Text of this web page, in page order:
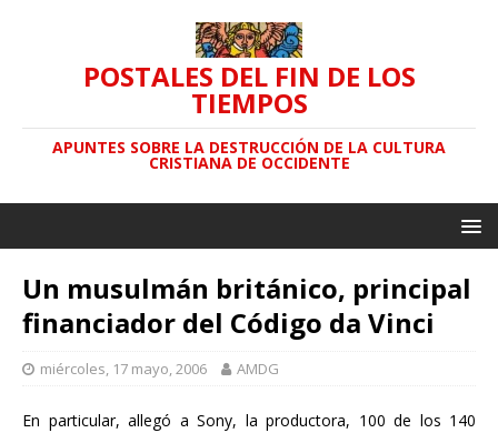
POSTALES DEL FIN DE LOS
TIEMPOS
APUNTES SOBRE LA DESTRUCCIÓN DE LA CULTURA
CRISTIANA DE OCCIDENTE
Un musulmán británico, principal
financiador del Código da Vinci
miércoles, 17 mayo, 2006 AMDG
En particular, allegó a Sony, la productora, 100 de los 140